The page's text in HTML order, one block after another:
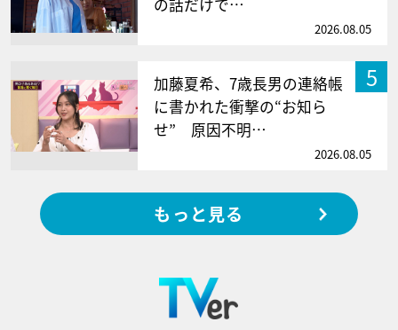
2026.08.05
5
加藤夏希、7歳長男の連絡帳
に書かれた衝撃の“お知ら
せ” 原因不明…
2026.08.05
もっと見る